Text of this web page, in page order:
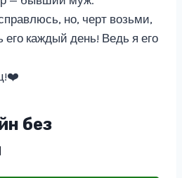
но, черт возьми,
его каждый день! Ведь я его
без